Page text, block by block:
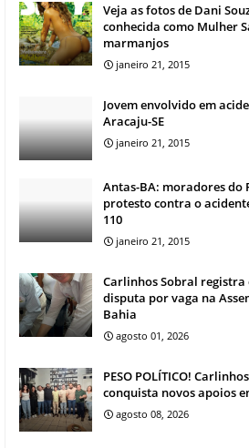
Veja as fotos de Dani
conhecida como Mulher
marmanjos
janeiro 21, 2015
Jovem envolvido em
Aracaju-SE
janeiro 21, 2015
Antas-BA: moradores do
protesto contra o
110
janeiro 21, 2015
Carlinhos Sobral
disputa por vaga na
Bahia
agosto 01, 2026
PESO POLÍTICO!
conquista novos apoios
agosto 08, 2026